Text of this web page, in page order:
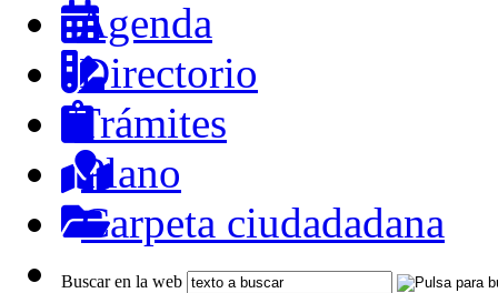
Agenda
Directorio
Trámites
Plano
Carpeta ciudadadana
Buscar en la web